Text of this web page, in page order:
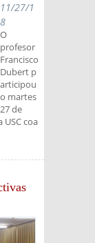
11/27/1
8
O
profesor
Francisco
Dubert p
articipou
o martes
27 de
coa